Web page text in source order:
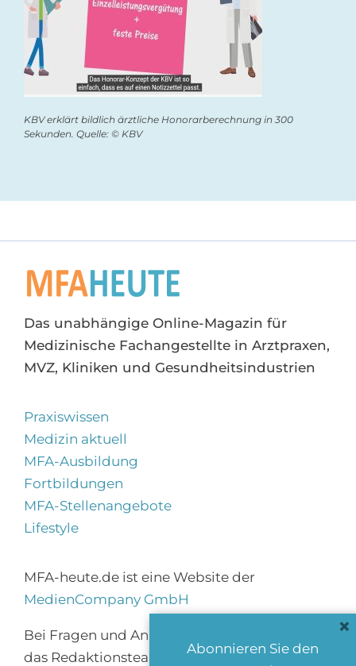
KBV erklärt bildlich ärztliche Honorarberechnung in 300
Sekunden. Quelle: © KBV
Das unabhängige Online-Magazin für
Medizinische Fachangestellte in Arztpraxen,
MVZ, Kliniken und Gesundheitsindustrien
Praxiswissen
Medizin aktuell
MFA-Ausbildung
Fortbildungen
MFA-Stellenangebote
Lifestyle
MFA-heute.de ist eine Website der
MedienCompany GmbH
Bei Fragen und Anregungen erreichen Sie
das Redaktionsteam überinfo@mfa-
Abonnieren Sie den
×